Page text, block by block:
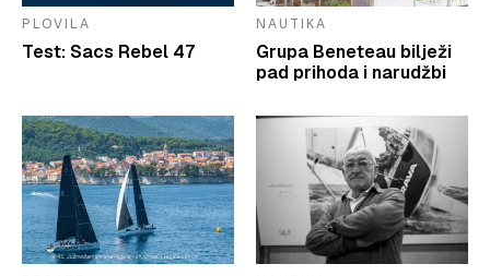
PLOVILA
Test: Sacs Rebel 47
NAUTIKA
Grupa Beneteau bilježi
pad prihoda i narudžbi